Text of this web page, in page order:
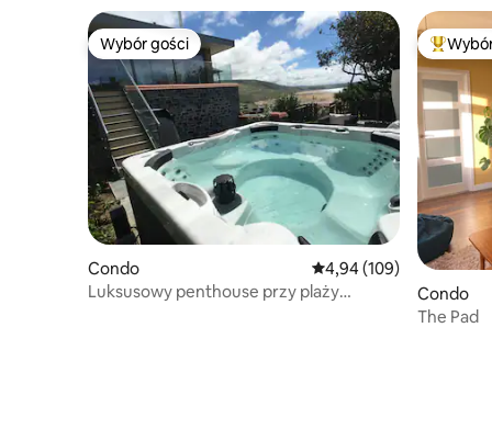
Wybór gości
Wybór gości
Condo Średnia ocena: 4,94 na
4,94 (109)
Luksusowy penthouse przy plaży
Condo
The Pad